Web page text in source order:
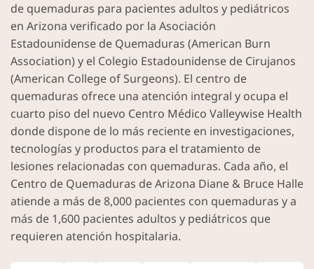
de quemaduras para pacientes adultos y pediátricos
en Arizona verificado por la Asociación
Estadounidense de Quemaduras (American Burn
Association) y el Colegio Estadounidense de Cirujanos
(American College of Surgeons). El centro de
quemaduras ofrece una atención integral y ocupa el
cuarto piso del nuevo Centro Médico Valleywise Health
donde dispone de lo más reciente en investigaciones,
tecnologías y productos para el tratamiento de
lesiones relacionadas con quemaduras. Cada año, el
Centro de Quemaduras de Arizona Diane & Bruce Halle
atiende a más de 8,000 pacientes con quemaduras y a
más de 1,600 pacientes adultos y pediátricos que
requieren atención hospitalaria.